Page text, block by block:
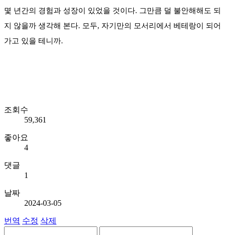
몇 년간의 경험과 성장이 있었을 것이다. 그만큼 덜 불안해해도 되
지 않을까 생각해 본다. 모두, 자기만의 모서리에서 베테랑이 되어
가고 있을 테니까.
조회수
59,361
좋아요
4
댓글
1
날짜
2024-03-05
번역 수정 삭제